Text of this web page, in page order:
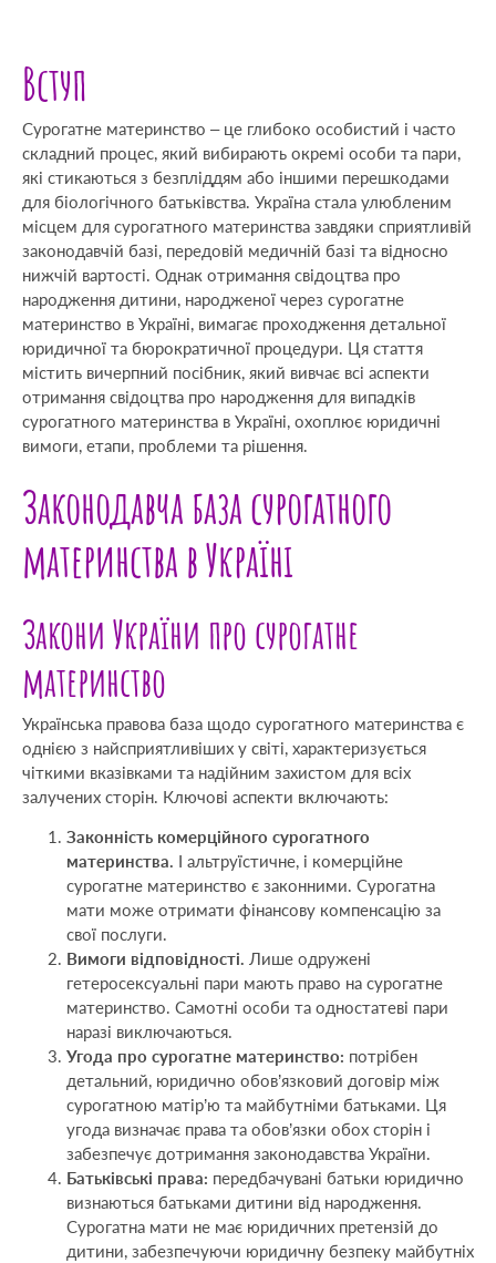
Вступ
Сурогатне материнство – це глибоко особистий і часто
складний процес, який вибирають окремі особи та пари,
які стикаються з безпліддям або іншими перешкодами
для біологічного батьківства. Україна стала улюбленим
місцем для сурогатного материнства завдяки сприятливій
законодавчій базі, передовій медичній базі та відносно
нижчій вартості. Однак отримання свідоцтва про
народження дитини, народженої через сурогатне
материнство в Україні, вимагає проходження детальної
юридичної та бюрократичної процедури. Ця стаття
містить вичерпний посібник, який вивчає всі аспекти
отримання свідоцтва про народження для випадків
сурогатного материнства в Україні, охоплює юридичні
вимоги, етапи, проблеми та рішення.
Законодавча база сурогатного
материнства в Україні
Закони України про сурогатне
материнство
Українська правова база щодо сурогатного материнства є
однією з найсприятливіших у світі, характеризується
чіткими вказівками та надійним захистом для всіх
залучених сторін. Ключові аспекти включають:
Законність комерційного сурогатного
материнства. І альтруїстичне, і комерційне
сурогатне материнство є законними. Сурогатна
мати може отримати фінансову компенсацію за
свої послуги.
Вимоги відповідності. Лише одружені
гетеросексуальні пари мають право на сурогатне
материнство. Самотні особи та одностатеві пари
наразі виключаються.
Угода про сурогатне материнство: потрібен
детальний, юридично обов’язковий договір між
сурогатною матір’ю та майбутніми батьками. Ця
угода визначає права та обов’язки обох сторін і
забезпечує дотримання законодавства України.
Батьківські права: передбачувані батьки юридично
визнаються батьками дитини від народження.
Сурогатна мати не має юридичних претензій до
дитини, забезпечуючи юридичну безпеку майбутніх